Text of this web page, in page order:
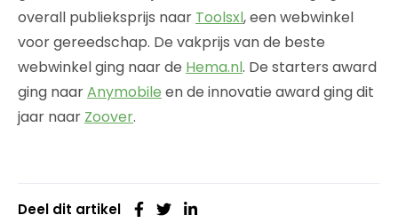
overall publieksprijs naar Toolsxl, een webwinkel
voor gereedschap. De vakprijs van de beste
webwinkel ging naar de Hema.nl. De starters award
ging naarAnymobile en de innovatie award ging dit
jaar naar Zoover.
Deel dit artikel